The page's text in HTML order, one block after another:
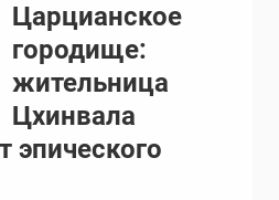
Царцианское
городище:
жительница
Цхинвала
эпического